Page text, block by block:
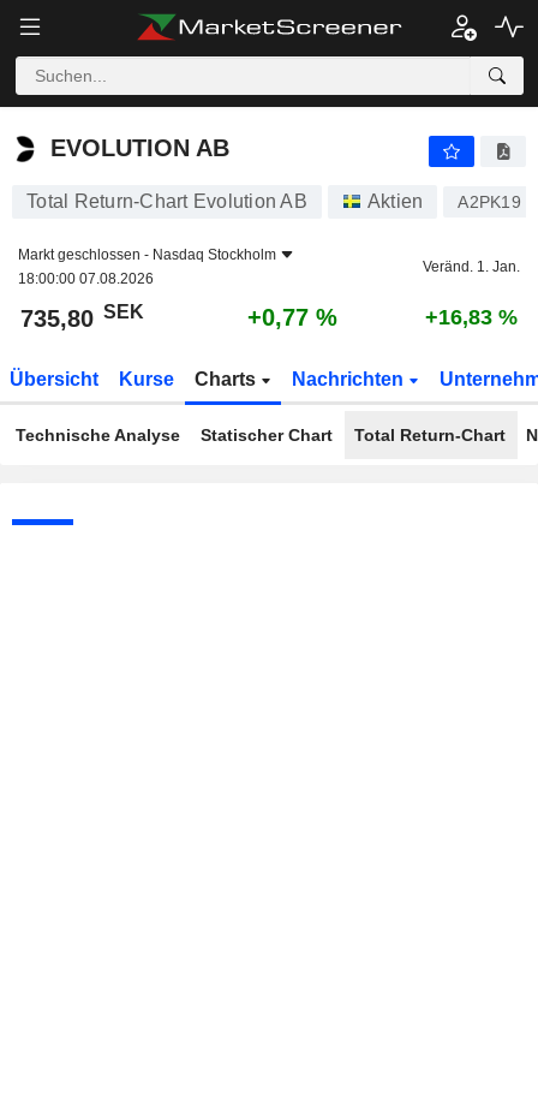
EVOLUTION AB
EVOLUTION AB
Total Return-Chart Evolution AB Aktien A2PK19
Markt geschlossen - Nasdaq Stockholm
18:00:00 07.08.2026
Veränd. 1. Jan.
735,80 SEK +0,77 % +16,83 %
Übersicht Kurse Charts Nachrichten
Technische Analyse Statischer Chart Total Return-Chart